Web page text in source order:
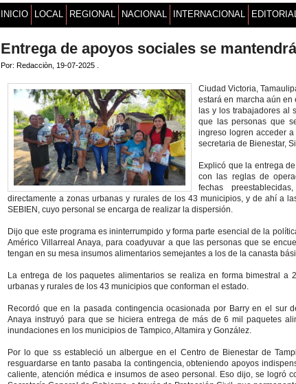
INICIO LOCAL REGIONAL NACIONAL INTERNACIONAL
Entrega de apoyos sociales se
Por: Redacciòn, 19-07-2025 .
Ciudad Victoria,
estará en marcha aún
las y los trabajadores al
que las personas que
ingreso logren acceder
secretaria de Bienestar,
Explicó que la entrega
con las reglas de
fechas
directamente a zonas urbanas y rurales de los 43 municipios, y de ahí a
SEBIEN, cuyo personal se encarga de realizar la dispersión.
Dijo que este programa es ininterrumpido y forma parte esencial de la
Américo Villarreal Anaya, para coadyuvar a que las personas que se
tengan en su mesa insumos alimentarios semejantes a los de la canasta
La entrega de los paquetes alimentarios se realiza en forma bimestral a
urbanas y rurales de los 43 municipios que conforman el estado.
Recordó que en la pasada contingencia ocasionada por Barry en el sur
Anaya instruyó para que se hiciera entrega de más de 6 mil paquetes
inundaciones en los municipios de Tampico, Altamira y González.
Por lo que ss estableció un albergue en el Centro de Bienestar de
resguardarse en tanto pasaba la contingencia, obteniendo apoyos
caliente, atención médica e insumos de aseo personal. Eso dijo, se logró